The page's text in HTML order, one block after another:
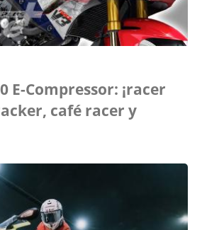
E-Compressor: ¡racer
café racer y